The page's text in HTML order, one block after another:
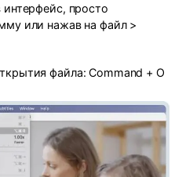
просто
или нажав на файл >
файла: Command + O